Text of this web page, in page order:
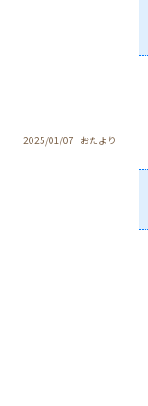
2025/01/07 おたより